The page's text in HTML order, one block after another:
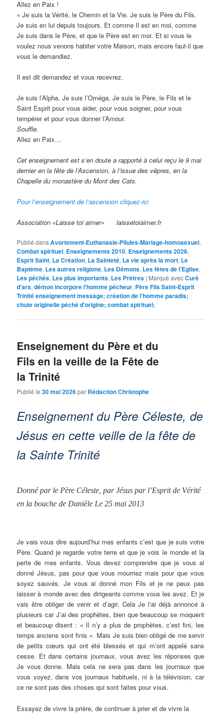
Allez en Paix !
« Je suis la Vérité, le Chemin et la Vie. Je suis le Père du Fils.
Je suis en lui depuis toujours. Et comme Il est en moi, comme
Je suis dans le Père, et que le Père est en moi. Et si vous le
voulez nous venons habiter votre Maison, mais encore faut-il que
vous le demandiez.
Il est dit demandez et vous recevrez.
Je suis l’Alpha, Je suis l’Oméga, Je suis le Père, le Fils et le
Saint Esprit pour vous aider, pour vous soigner, pour vous
tempérer et pour vous donner l’Amour.
Souffle.
Allez en Paix…
Cet enseignement est s’en doute a rapporté à celui reçu le 9 mai
dernier en la fête de l’Ascension, à l’issue des vêpres, en la
Chapelle du monastère du Mont des Cats.
Pour l’enseignement de l’ascension cliquez-ici
Association «Laisse toi aimer» laissetoiaimer.fr
Publié dansAvortement-Euthanasie-Pilules-Mariage-homosexuel,
Combat spirituel, Enseignements 2010, Enseignements 2026,
Esprit Saint, La Création, La Sainteté, La vie après la mort, Le
Baptême, Les autres religions, Les Démons, Les fêtes de l’Eglise,
Les péchés, Les plus importants, Les Prêtres | Marqué avecCuré
d'ars,démon incorpore l'homme pécheur, Père Fils Saint-Esprit
Trinité enseignement message; création de l'homme paradis;
chute originelle péché d'origine; combat spirituel;
Enseignement du Père et du
Fils en la veille de la Fête de
la Trinité
Publié le30 mai 2026par Rédaction Christophe
Enseignement du Père Céleste, de
Jésus en cette veille de la fête de
la Sainte Trinité
Donné par le Père Céleste, par Jésus par l’Esprit de Vérité
en la bouche de Danièle Le 25 mai 2013
Je vais vous dire aujourd’hui mes enfants c’est que je suis votre
Père. Quand je regarde votre terre et que je vois le monde et la
perte de mes enfants. Vous devez comprendre que je vous ai
donné Jésus, pas pour que vous mourriez mais pour que vous
soyez sauvés. Je vous ai donné mon Fils et je ne peux pas
laisser à monde avec des dirigeants comme vous les avez. Et je
vais être obliger de venir et d’agir. Cela Je l‘ai déjà annoncé à
plusieurs car J’ai des prophètes, bien que beaucoup se moquent
et beaucoup disent : « Il n’y a plus de prophètes, c’est fini, les
temps anciens sont finis ». Mais Je suis bien obligé de me servir
de petits cœurs qui ont été blessés et qui m’ont appelé sans
cesse. Et dans certains journaux, vous avez les réponses que
Je vous donne. Mais cela ne sera pas dans les journaux que
vous voyez, dans vos journaux habituels, ni à la télévision, car
ce ne sont pas des choses qui sont faites pour vous.
Essayez de vivre la prière, de continuer à prier et de vivre la